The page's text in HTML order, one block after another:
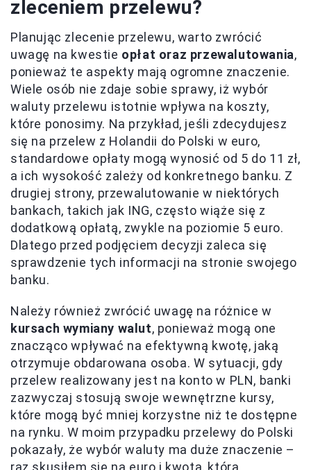
zleceniem przelewu?
Planując zlecenie przelewu, warto zwrócić
uwagę na kwestie opłat oraz przewalutowania,
ponieważ te aspekty mają ogromne znaczenie.
Wiele osób nie zdaje sobie sprawy, iż wybór
waluty przelewu istotnie wpływa na koszty,
które ponosimy. Na przykład, jeśli zdecydujesz
się na przelew z Holandii do Polski w euro,
standardowe opłaty mogą wynosić od 5 do 11 zł,
a ich wysokość zależy od konkretnego banku. Z
drugiej strony, przewalutowanie w niektórych
bankach, takich jak ING, często wiąże się z
dodatkową opłatą, zwykle na poziomie 5 euro.
Dlatego przed podjęciem decyzji zaleca się
sprawdzenie tych informacji na stronie swojego
banku.
Należy również zwrócić uwagę na różnice w
kursach wymiany walut, ponieważ mogą one
znacząco wpływać na efektywną kwotę, jaką
otrzymuje obdarowana osoba. W sytuacji, gdy
przelew realizowany jest na konto w PLN, banki
zazwyczaj stosują swoje wewnętrzne kursy,
które mogą być mniej korzystne niż te dostępne
na rynku. W moim przypadku przelewy do Polski
pokazały, że wybór waluty ma duże znaczenie –
raz skusiłem się na euro i kwota, którą